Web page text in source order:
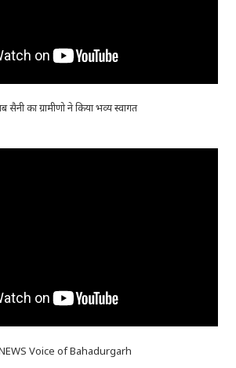
का ग्रामीणो ने किया भव्य स्वागत
NEWS Voice of Bahadurgarh